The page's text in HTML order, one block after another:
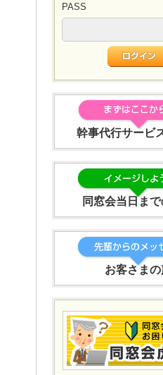
PASS
幹事代行サービ
同窓会当日ま
お客さまの